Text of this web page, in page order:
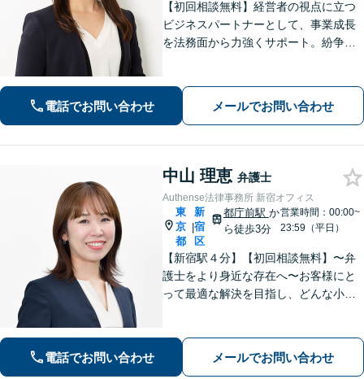
【初回相談無料】経営者の視点に立つ
ビジネスパートナーとして、事業成長
を法務面から力強くサポート。紛争を
の方もお任せください！【新宿駅４
電話でお問い合わせ メールでお問い合わせ
中山 理恵 弁護士
Authense法律事務所 新宿オフィス
東
京
都
|
新
宿
区
都庁前駅 か
ら徒歩3分
営業時間：00:00~
23:59（平日）
【新宿駅４分】【初回相談無料】〜弁
護士をより身近な存在へ〜お客様にと
って最適な解決を目指し、どんな小さ
い経験を豊富に有するほか、企業法務
にも注力しています。
電話でお問い合わせ メールでお問い合わせ